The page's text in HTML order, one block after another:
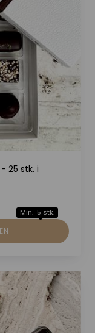
25 stk. i
Min. 5 stk.